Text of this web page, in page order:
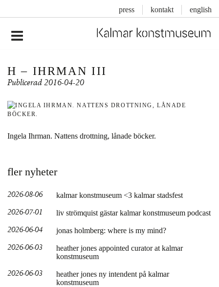
press kontakt english
H – IHRMAN III
Publicerad 2016-04-20
Ingela Ihrman. Nattens drottning, lånade böcker.
fler nyheter
2026-08-06 kalmar konstmuseum <3 kalmar stadsfest
2026-07-01 liv strömquist gästar kalmar konstmuseum podcast
2026-06-04 jonas holmberg: where is my mind?
2026-06-03
heather jones appointed curator at kalmar
konstmuseum
2026-06-03
heather jones ny intendent på kalmar
konstmuseum